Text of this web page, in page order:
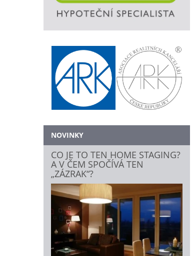
NOVINKY
CO JE TO TEN HOME STAGING?
A V ČEM SPOČÍVÁ TEN
„ZÁZRAK“?